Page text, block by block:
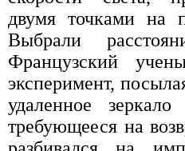
двумя точками на
Выбрали
Французский
эксперимент,
удаленное
требующееся на